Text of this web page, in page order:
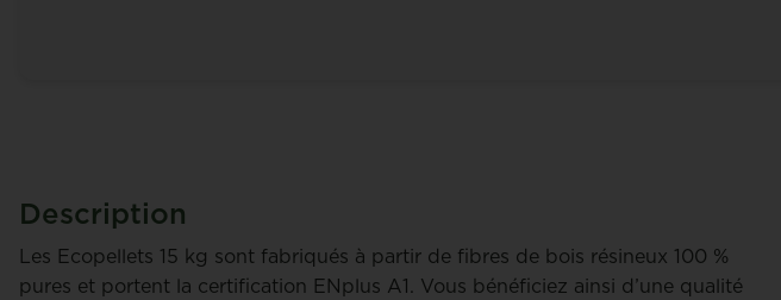
Description
Les Ecopellets 15 kg sont fabriqués à partir de fibres de bois résineux 100 %
pures et portent la certification ENplus A1. Vous bénéficiez ainsi d’une qualité